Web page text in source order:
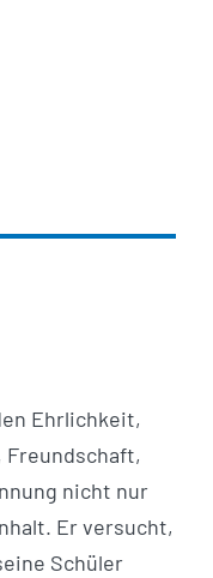
Ehrlichkeit,
nicht nur
Er versucht,
Schüler